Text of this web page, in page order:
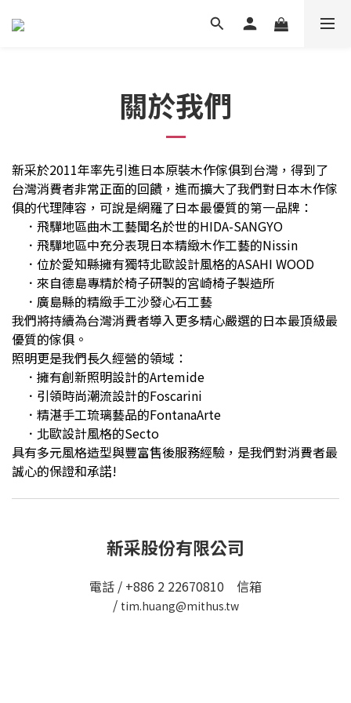
關於我們
新采於2011年率先引進日本原裝木作傢俱到台灣，得到了
台灣消費者非常正面的回饋，進而擴大了我們對日本木作傢
俱的代理陣容，可說是網羅了日本最優質的第一品牌：
．飛驒地區曲木工藝聞名於世的HIDA-SANGYO
． 飛驒地區中充分表現日本精緻木作工藝的Nissin
． 位於愛知縣擁有獨特北歐設計風格的ASAHI WOOD
．來自德島專精於椅子研製的宮崎椅子製造所
．廣島縣的精緻手工沙發心石工藝
我們將持續為台灣消費者導入更多精心嚴選的日本最頂級最
優質的傢俱。
照明更是我們長久經營的領域：
．擁有創新照明設計的Artemide
．引領時尚潮流設計的Foscarini
．精湛手工琉璃藝品的FontanaArte
．北歐設計風格的Secto
具有多元風格造型與豐富售後服務經驗，是我們對消費者最
誠心的保證和承諾!
新采股份有限公司
電話 / +886 2 22670810 信箱
/ tim.huang@mithus.tw